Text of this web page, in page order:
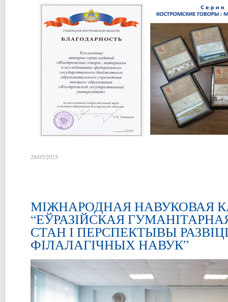
28/05/2025
МІЖНАРОДНАЯ НАВУКОВАЯ
“ЕЎРАЗІЙСКАЯ
СТАН І ПЕРСПЕКТЫВЫ
ФІЛАЛАГІЧНЫХ НАВУК”